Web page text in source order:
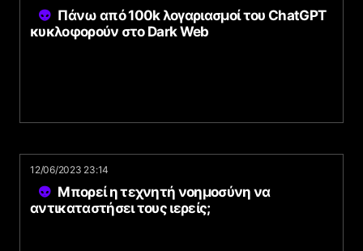
Πάνω από 100k λογαριασμοί του ChatGPT
κυκλοφορούν στο Dark Web
12/06/2023 23:14
Μπορεί η τεχνητή νοημοσύνη να
αντικαταστήσει τους ιερείς;